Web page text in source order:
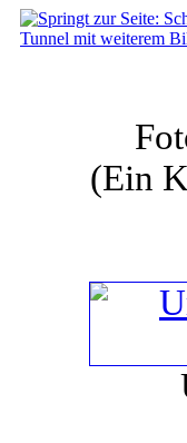
(Ein